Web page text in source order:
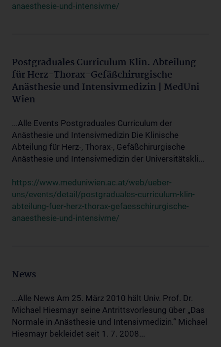
anaesthesie-und-intensivme/
Postgraduales Curriculum Klin. Abteilung
für Herz-Thorax-Gefäßchirurgische
Anästhesie und Intensivmedizin | MedUni
Wien
...Alle Events Postgraduales Curriculum der
Anästhesie und Intensivmedizin Die Klinische
Abteilung für Herz-, Thorax-, Gefäßchirurgische
Anästhesie und Intensivmedizin der Universitätskli...
https://www.meduniwien.ac.at/web/ueber-
uns/events/detail/postgraduales-curriculum-klin-
abteilung-fuer-herz-thorax-gefaesschirurgische-
anaesthesie-und-intensivme/
News
...Alle News Am 25. März 2010 hält Univ. Prof. Dr.
Michael Hiesmayr seine Antrittsvorlesung über „Das
Normale in Anästhesie und Intensivmedizin.“ Michael
Hiesmayr bekleidet seit 1. 7. 2008...